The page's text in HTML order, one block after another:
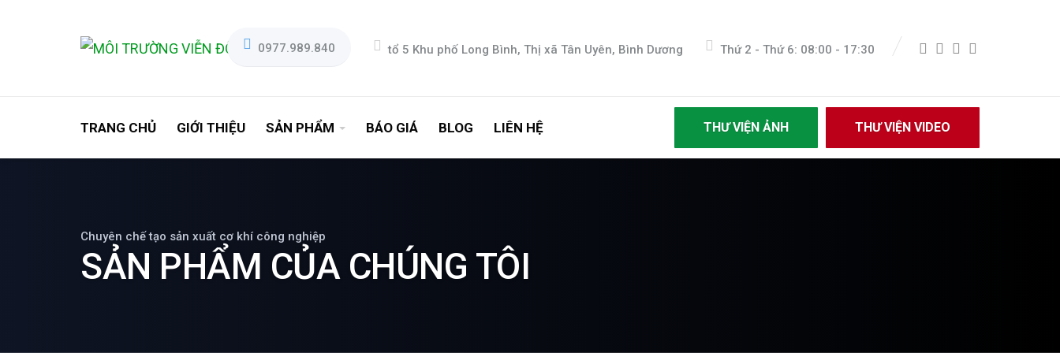
0977.989.840 tổ 5 Khu phố Long Bình, Thị xã Tân Uyên, Bình Dương Thứ 2 - Thứ 6: 08:00 - 17:30
TRANG CHỦ GIỚI THIỆU SẢN PHẨM BÁO GIÁ BLOG LIÊN HỆ THƯ VIỆN ẢNH THƯ VIỆN VIDEO
Chuyên chế tạo sản xuất cơ khí công nghiệp
SẢN PHẨM CỦA CHÚNG TÔI